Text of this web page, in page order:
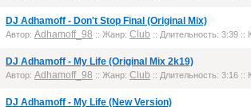
DJ Adhamoff - Don't Stop Final (Original Mix)
Автор: Adhamoff_98 :: Жанр: Club :: Длительность: 3:39
DJ Adhamoff - My Life (Original Mix 2k19)
Автор: Adhamoff_98 :: Жанр: Club :: Длительность: 3:16
DJ Adhamoff - My Life (New Version)